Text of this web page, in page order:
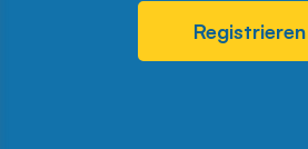
Registrieren